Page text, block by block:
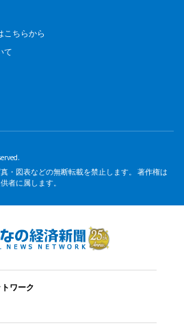
こちらから
て
・図表などの無断転載を禁止します。 著作権は
者に属します。
ワーク